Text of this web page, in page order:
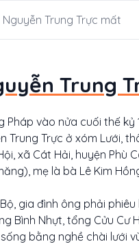
Nguyễn Trung Trực mất
Trung
vào nửa cuối thế kỷ
Trực ở xóm Lưới,
xã Cát Hải, huyện Phù
mẹ là bà Lê Kim
gia đình ông phải
Nhựt, tổng Cửu Cư
bằng nghề chài lưới